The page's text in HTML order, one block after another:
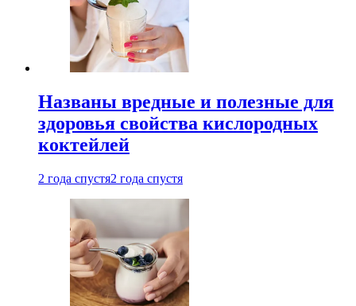
Названы вредные и полезные для
здоровья свойства кислородных
коктейлей
2 года спустя2 года спустя